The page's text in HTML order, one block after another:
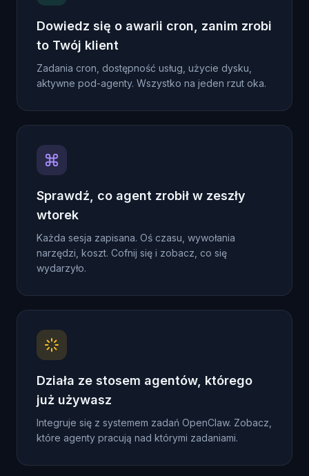
Dowiedz się o awarii cron, zanim zrobi
to Twój klient
Zadania cron, dostępność usług, użycie dysku,
aktywne pod-agenty. Wszystko na jeden rzut oka.
Sprawdź, co agent zrobił w zeszły
wtorek
Każda sesja zapisana. Oś czasu, wywołania
narzędzi, koszt. Cofnij się i zobacz, co się
wydarzyło.
Działa ze stosem agentów, którego
już używasz
Integruje się z systemem zadań OpenClaw. Zobacz,
które agenty pracują nad którymi zadaniami.